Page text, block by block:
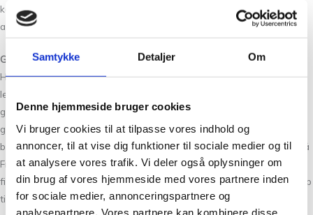
Samtykke Detaljer Om
Denne hjemmeside bruger cookies
Vi bruger cookies til at tilpasse vores indhold og
annoncer, til at vise dig funktioner til sociale medier og til
at analysere vores trafik. Vi deler også oplysninger om
din brug af vores hjemmeside med vores partnere inden
for sociale medier, annonceringspartnere og
analysepartnere. Vores partnere kan kombinere disse
kan bruges til at strikke en lækker sweater, vest eller bluse, som kan
anvendes til de lune sommeraftener eller koldere vinderdage.
God service og hurtig levering, når du bestiller strikkegarn online
Hos Tante Grøn CPH kan du altid forvente god service og en hurtig
levering, når du bestiller i vores webshop. Det er uanset om du køber
garn, brugskunst eller strikke- og hækletilbehør. Du finder også tit
gode tilbud på udvalgte garnmærker. Vi bestræber os på at give den
bedste kundeoplevelse både online, men også i vores fysiske butik på
Frederiksberg. Det er et sted, hvor du finder nye produkter, du ikke
finder andre steder og kan få gode råd og strik om hækling eller hjælp
til dit næste strikkeprojekt.